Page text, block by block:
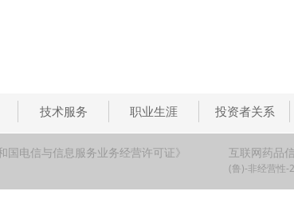
技术服务 职业生涯 投资者关系
电信与信息服务业务经营许可证》
互联网药品
(鲁)-非经营性-